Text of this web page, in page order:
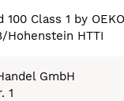
100 Class 1 by
Hohenstein HTTI
GmbH
1